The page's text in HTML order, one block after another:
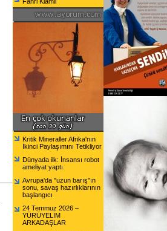
Kritik Mineraller Afrika'nın
İkinci Paylaşımını Tetikliyor
Dünyada ilk: İnsansı robot
ameliyat yaptı.
Avrupa'da "uzun barış"ın
sonu, savaş hazırlıklarının
başlangıcı
24 Temmuz 2026 –
YÜRÜYELİM
ARKADAŞLAR